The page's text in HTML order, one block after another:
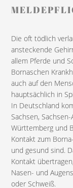
Die oft tödlich
ansteckende
allem Pferde und
Bornaschen
auch auf den
hauptsächlich in
In Deutschland
Sachsen,
Württemberg und
Kontakt zum
und gesund sind.
Kontakt
Nasen- und
oder Schweiß.